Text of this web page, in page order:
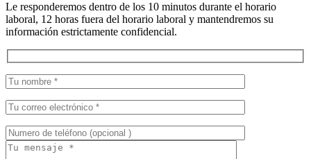
Le responderemos dentro de los 10 minutos durante el horario
laboral, 12 horas fuera del horario laboral y mantendremos su
información estrictamente confidencial.